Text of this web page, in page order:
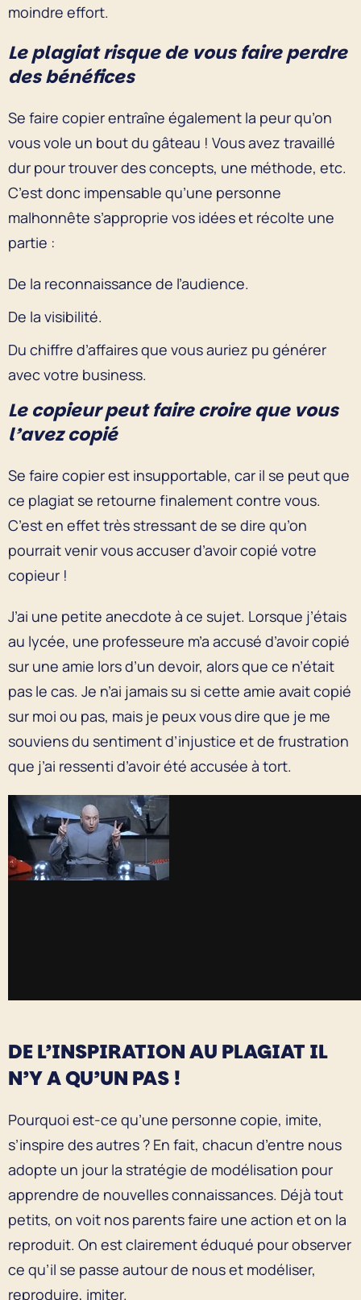
moindre effort.
Le plagiat risque de vous faire perdre
des bénéfices
Se faire copier entraîne également la peur qu’on
vous vole un bout du gâteau ! Vous avez travaillé
dur pour trouver des concepts, une méthode, etc.
C’est donc impensable qu’une personne
malhonnête s’approprie vos idées et récolte une
partie :
De la reconnaissance de l’audience.
De la visibilité.
Du chiffre d’affaires que vous auriez pu générer
avec votre business.
Le copieur peut faire croire que vous
l’avez copié
Se faire copier est insupportable, car il se peut que
ce plagiat se retourne finalement contre vous.
C’est en effet très stressant de se dire qu’on
pourrait venir vous accuser d’avoir copié votre
copieur !
J’ai une petite anecdote à ce sujet. Lorsque j’étais
au lycée, une professeure m’a accusé d’avoir copié
sur une amie lors d’un devoir, alors que ce n’était
pas le cas. Je n’ai jamais su si cette amie avait copié
sur moi ou pas, mais je peux vous dire que je me
souviens du sentiment d’injustice et de frustration
que j’ai ressenti d’avoir été accusée à tort.
DE L’INSPIRATION AU PLAGIAT IL
N’Y A QU’UN PAS !
Pourquoi est-ce qu’une personne copie, imite,
s’inspire des autres ? En fait, chacun d’entre nous
adopte un jour la stratégie de modélisation pour
apprendre de nouvelles connaissances. Déjà tout
petits, on voit nos parents faire une action et on la
reproduit. On est clairement éduqué pour observer
ce qu’il se passe autour de nous et modéliser,
reproduire, imiter.